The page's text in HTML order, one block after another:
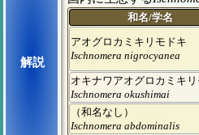
解説
和名/学名
アオグロカミキリモドキ
Ischnomera nigrocyanea
オキナワアオグロカミキ
Ischnomera okushimai
（和名なし）
Ischnomera abdominalis